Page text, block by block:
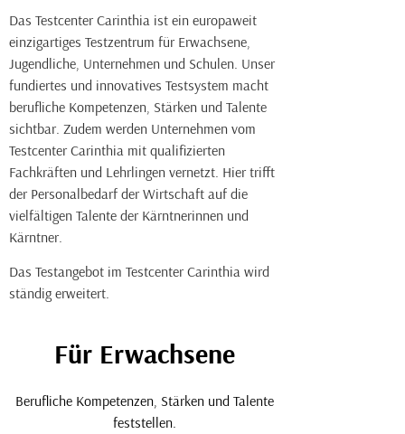
Das Testcenter Carinthia ist ein europaweit
einzigartiges Testzentrum für Erwachsene,
Jugendliche, Unternehmen und Schulen. Unser
fundiertes und innovatives Testsystem macht
berufliche Kompetenzen, Stärken und Talente
sichtbar. Zudem werden Unternehmen vom
Testcenter Carinthia mit qualifizierten
Fachkräften und Lehrlingen vernetzt. Hier trifft
der Personalbedarf der Wirtschaft auf die
vielfältigen Talente der Kärntnerinnen und
Kärntner.
Das Testangebot im Testcenter Carinthia wird
ständig erweitert.
Für Erwachsene
Berufliche Kompetenzen, Stärken und Talente
feststellen.